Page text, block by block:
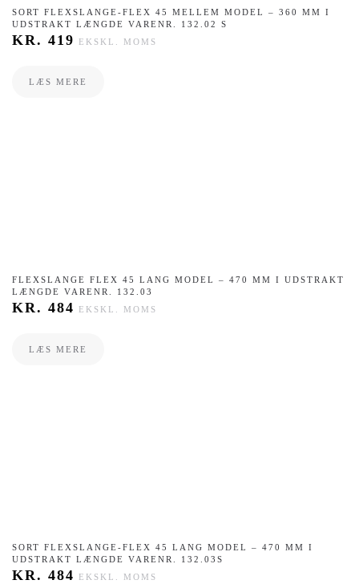
SORT FLEXSLANGE-FLEX 45 MELLEM MODEL – 360 MM I
UDSTRAKT LÆNGDE VARENR. 132.02 S
KR. 419 EKSKL. MOMS
LÆS MERE
FLEXSLANGE FLEX 45 LANG MODEL – 470 MM I UDSTRAKT
LÆNGDE VARENR. 132.03
KR. 484 EKSKL. MOMS
LÆS MERE
SORT FLEXSLANGE-FLEX 45 LANG MODEL – 470 MM I
UDSTRAKT LÆNGDE VARENR. 132.03S
KR. 484 EKSKL. MOMS